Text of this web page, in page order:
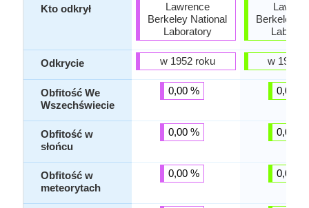
Kto odkrył
Odkrycie
Obfitość We
Wszechświecie
Obfitość w
słońcu
Obfitość w
meteorytach
Lawrence
Berkeley National
Laboratory
w 1952 roku
0,00 %
0,00 %
0,00 %
Berkeley
w 1950
0,00 %
0,00 %
0,00 %